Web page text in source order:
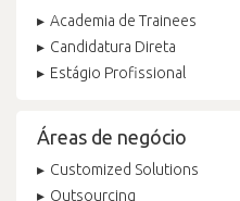
Academia de Trainees
Candidatura Direta
Estágio Profissional
Áreas de negócio
Customized Solutions
Outsourcing